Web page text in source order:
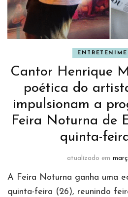
Cantor Henrique
poética do
impulsionam a
Feira Noturna de
quinta-
atualizado em
A Feira Noturna ganha uma
quinta-feira (26), reunindo